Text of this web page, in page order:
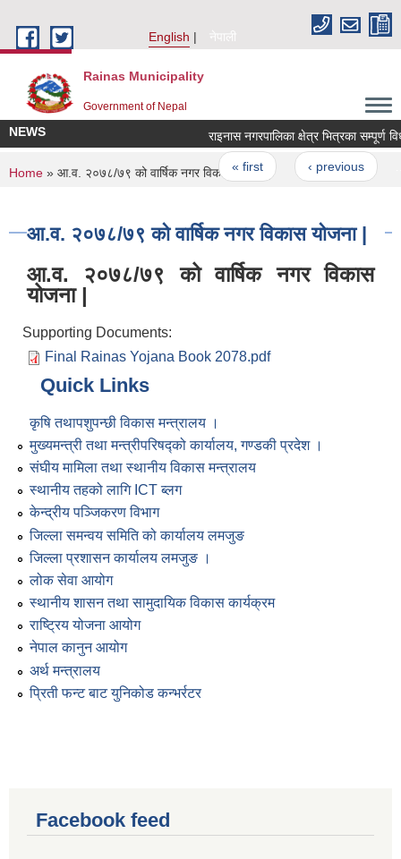
English
नेपाली
Rainas Municipality
Government of Nepal
NEWS
Pages
« first ‹ previous
You are here
Home » आ.व. २०७८/७९ को वार्षिक नगर विकास योजना |
आ.व. २०७८/७९ को वार्षिक नगर विकास योजना |
आ.व. २०७८/७९ को वार्षिक नगर विकास
योजना |
Supporting Documents:
Final Rainas Yojana Book 2078.pdf
Quick Links
कृषि तथापशुपन्छी विकास मन्त्रालय ।
मुख्यमन्त्री तथा मन्त्रीपरिषद्को कार्यालय, गण्डकी प्रदेश ।
संघीय मामिला तथा स्थानीय विकास मन्त्रालय
स्थानीय तहको लागि ICT ब्लग
केन्द्रीय पञ्जिकरण विभाग
जिल्ला समन्वय समिति को कार्यालय लमजुङ
जिल्ला प्रशासन कार्यालय लमजुङ ।
लोक सेवा आयोग
स्थानीय शासन तथा सामुदायिक विकास कार्यक्रम
राष्ट्रिय योजना आयोग
नेपाल कानुन आयोग
अर्थ मन्त्रालय
प्रिती फन्ट बाट युनिकोड कन्भर्रटर
Facebook feed